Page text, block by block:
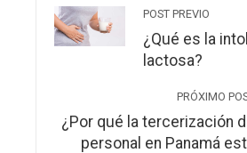
POST PREVIO
¿Qué es la
lactosa?
PRÓXIMO
¿Por qué la tercerización
personal en Panamá